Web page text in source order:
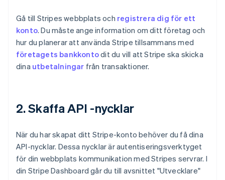
Gå till Stripes webbplats och registrera dig för ett
konto. Du måste ange information om ditt företag och
hur du planerar att använda Stripe tillsammans med
företagets bankkontodit du vill att Stripe ska skicka
dina utbetalningar från transaktioner.
2. Skaffa API -nycklar
När du har skapat ditt Stripe-konto behöver du få dina
API-nycklar. Dessa nycklar är autentiseringsverktyget
för din webbplats kommunikation med Stripes servrar. I
din Stripe Dashboard går du till avsnittet "Utvecklare"